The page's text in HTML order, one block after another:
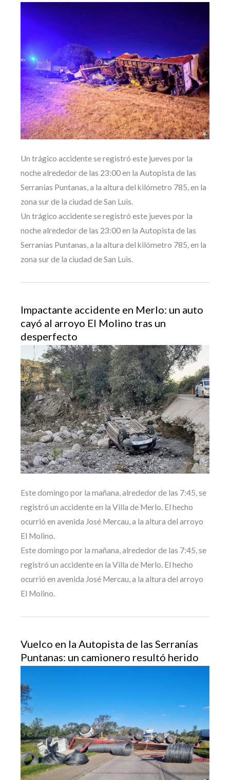
Un trágico accidente se registró este jueves por la
noche alrededor de las 23:00 en la Autopista de las
Serranías Puntanas, a la altura del kilómetro 785, en la
zona sur de la ciudad de San Luis.
Un trágico accidente se registró este jueves por la
noche alrededor de las 23:00 en la Autopista de las
Serranías Puntanas, a la altura del kilómetro 785, en la
zona sur de la ciudad de San Luis.
Impactante accidente en Merlo: un auto
cayó al arroyo El Molino tras un
desperfecto
Este domingo por la mañana, alrededor de las 7:45, se
registró un accidente en la Villa de Merlo. El hecho
ocurrió en avenida José Mercau, a la altura del arroyo
El Molino.
Este domingo por la mañana, alrededor de las 7:45, se
registró un accidente en la Villa de Merlo. El hecho
ocurrió en avenida José Mercau, a la altura del arroyo
El Molino.
Vuelco en la Autopista de las Serranías
Puntanas: un camionero resultó herido